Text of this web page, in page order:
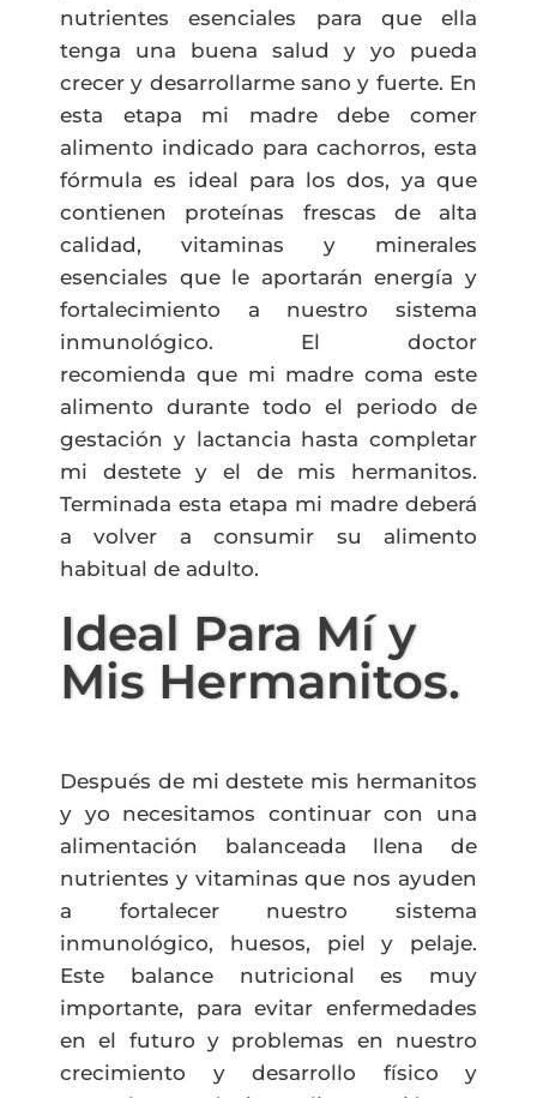
nutrientes esenciales para que ella
tenga una buena salud y yo pueda
crecer y desarrollarme sano y fuerte. En
esta etapa mi madredebe comer
alimento indicado para cachorros, esta
fórmulaes ideal para los dos, ya que
contienen proteínas frescas de alta
calidad, vitaminas y minerales
esenciales que le aportarán energía y
fortalecimiento a nuestrosistema
inmunológico. El doctor
recomienda que mi madrecomaeste
alimento durante todo el periodo de
gestación y lactancia hasta completar
mi destetey el de mis hermanitos.
Terminada esta etapa mi madre deberá
a volver a consumir su alimento
habitual de adulto.
Ideal Para Mí y
Mis Hermanitos.
Después de mi destete mis hermanitos
y yo necesitamos continuar con una
alimentación balanceada llena de
nutrientes y vitaminas que nos ayuden
a fortalecer nuestro sistema
inmunológico, huesos, piel y pelaje.
Este balance nutricional es muy
importante, para evitar enfermedades
en el futuro y problemas en nuestro
crecimiento y desarrollo físico y